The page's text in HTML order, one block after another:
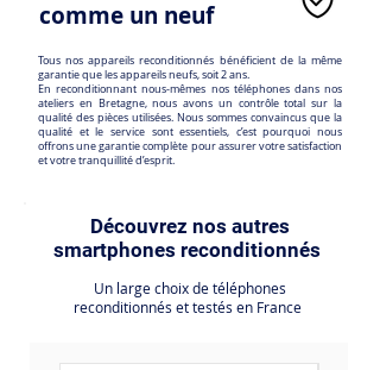
comme un neuf
Tous nos appareils reconditionnés bénéficient de la même
garantie que les appareils neufs, soit 2 ans.
En reconditionnant nous-mêmes nos téléphones dans nos
ateliers en Bretagne, nous avons un contrôle total sur la
qualité des pièces utilisées. Nous sommes convaincus que la
qualité et le service sont essentiels, c’est pourquoi nous
offrons une garantie complète pour assurer votre satisfaction
et votre tranquillité d’esprit.
Découvrez nos autres
smartphones reconditionnés
Un large choix de téléphones
reconditionnés et testés en France